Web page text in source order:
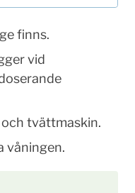
finns.
vid
tvättmaskin.
våningen.